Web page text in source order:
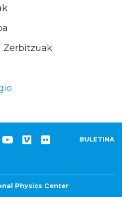
Zerbitzuak
BULETINA
Physics Center